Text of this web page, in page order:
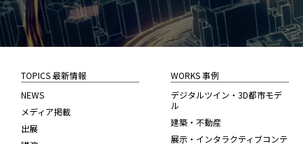
TOPICS 最新情報
NEWS
メディア掲載
出展
WORKS 事例
デジタルツイン・3D都市モデ
ル
建築・不動産
展示・インタラクティブコンテ